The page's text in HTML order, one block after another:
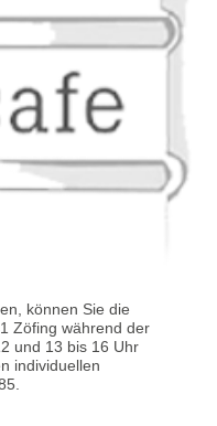
können Sie die
Zöfing während der
und 13 bis 16 Uhr
individuellen